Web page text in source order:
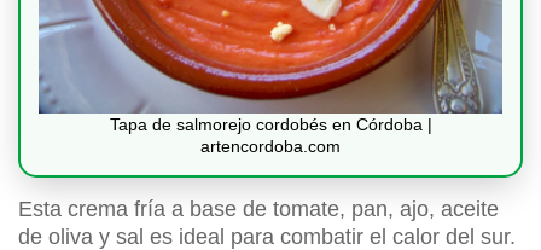
Tapa de salmorejo cordobés en Córdoba |
artencordoba.com
Esta crema fría a base de tomate, pan, ajo, aceite
de oliva y sal es ideal para combatir el calor del sur.